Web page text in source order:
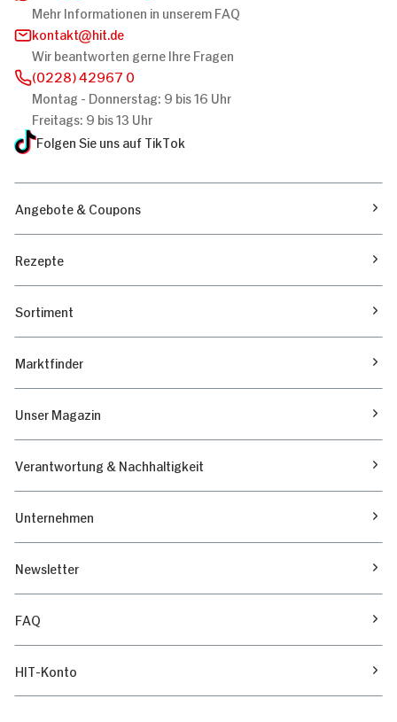
Mehr Informationen in unserem FAQ
kontakt
hit.de
Wir beantworten gerne Ihre Fragen
(0228) 42967 0
Montag - Donnerstag: 9 bis 16 Uhr
Freitags: 9 bis 13 Uhr
Folgen Sie uns auf TikTok
Angebote & Coupons
Rezepte
Sortiment
Marktfinder
Unser Magazin
Verantwortung & Nachhaltigkeit
Unternehmen
Newsletter
FAQ
HIT-Konto